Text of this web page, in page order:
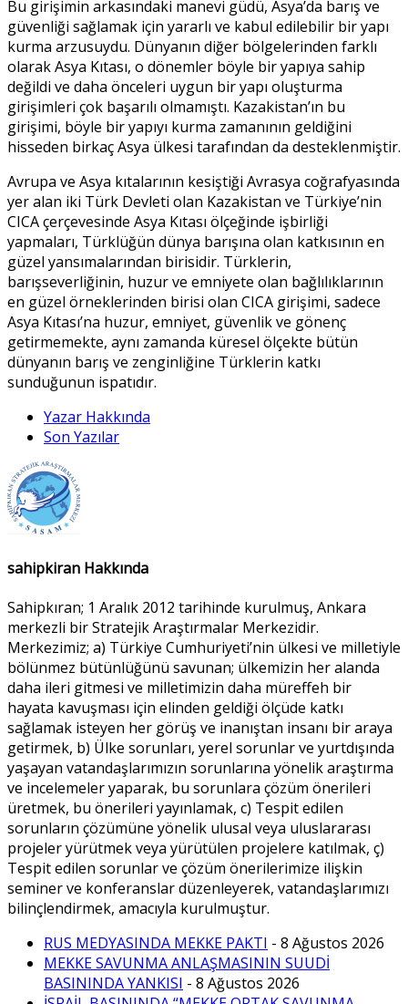
Bu girişimin arkasındaki manevi güdü, Asya’da barış ve
güvenliği sağlamak için yararlı ve kabul edilebilir bir yapı
kurma arzusuydu. Dünyanın diğer bölgelerinden farklı
olarak Asya Kıtası, o dönemler böyle bir yapıya sahip
değildi ve daha önceleri uygun bir yapı oluşturma
girişimleri çok başarılı olmamıştı. Kazakistan’ın bu
girişimi, böyle bir yapıyı kurma zamanının geldiğini
hisseden birkaç Asya ülkesi tarafından da desteklenmiştir.
Avrupa ve Asya kıtalarının kesiştiği Avrasya coğrafyasında
yer alan iki Türk Devleti olan Kazakistan ve Türkiye’nin
CICA çerçevesinde Asya Kıtası ölçeğinde işbirliği
yapmaları, Türklüğün dünya barışına olan katkısının en
güzel yansımalarından birisidir. Türklerin,
barışseverliğinin, huzur ve emniyete olan bağlılıklarının
en güzel örneklerinden birisi olan CICA girişimi, sadece
Asya Kıtası’na huzur, emniyet, güvenlik ve gönenç
getirmemekte, aynı zamanda küresel ölçekte bütün
dünyanın barış ve zenginliğine Türklerin katkı
sunduğunun ispatıdır.
Yazar Hakkında
Son Yazılar
sahipkiran Hakkında
Sahipkıran; 1 Aralık 2012 tarihinde kurulmuş, Ankara
merkezli bir Stratejik Araştırmalar Merkezidir.
Merkezimiz; a) Türkiye Cumhuriyeti’nin ülkesi ve milletiyle
bölünmez bütünlüğünü savunan; ülkemizin her alanda
daha ileri gitmesi ve milletimizin daha müreffeh bir
hayata kavuşması için elinden geldiği ölçüde katkı
sağlamak isteyen her görüş ve inanıştan insanı bir araya
getirmek, b) Ülke sorunları, yerel sorunlar ve yurtdışında
yaşayan vatandaşlarımızın sorunlarına yönelik araştırma
ve incelemeler yaparak, bu sorunlara çözüm önerileri
üretmek, bu önerileri yayınlamak, c) Tespit edilen
sorunların çözümüne yönelik ulusal veya uluslararası
projeler yürütmek veya yürütülen projelere katılmak, ç)
Tespit edilen sorunlar ve çözüm önerilerimize ilişkin
seminer ve konferanslar düzenleyerek, vatandaşlarımızı
bilinçlendirmek, amacıyla kurulmuştur.
RUS MEDYASINDA MEKKE PAKTI - 8 Ağustos 2026
MEKKE SAVUNMA ANLAŞMASININ SUUDİ
BASININDA YANKISI - 8 Ağustos 2026